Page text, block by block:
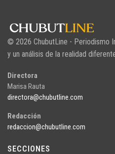
© 2026 ChubutLine - Periodismo
y un análisis de la realidad
Directora
Marisa Rauta
directora@chubutline.com
Redacción
redaccion@chubutline.com
SECCIONES